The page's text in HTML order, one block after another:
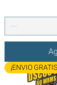
¡ENVIO